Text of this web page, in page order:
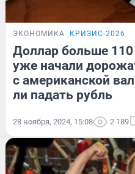
ЭКОНОМИКА КРИЗИС-2026
Доллар больше
уже начали
с американской
ли падать рубль
28 ноября, 2024, 15:08 2 189